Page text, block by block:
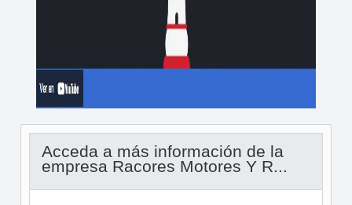
Acceda a más información de la
empresa Racores Motores Y R...